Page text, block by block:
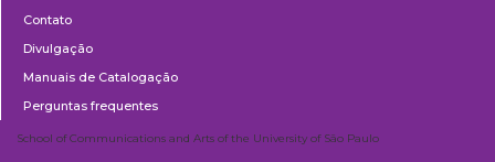
Contato
Divulgação
Manuais de Catalogação
Perguntas frequentes
School of Communications and Arts of the University of São Paulo